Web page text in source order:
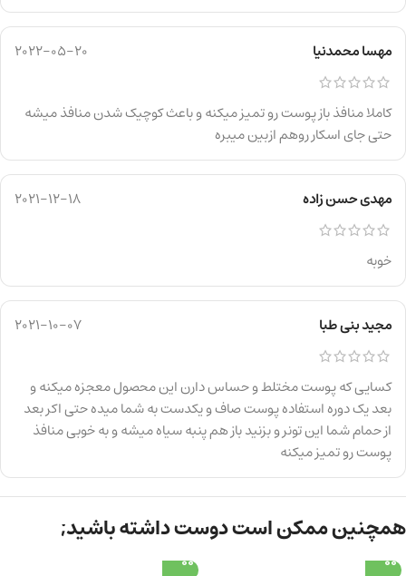
مهسا محمدنیا 2022-05-20
کاملا منافذ باز پوست رو تمیز میکنه و باعث کوچیک شدن منافذ میشه
حتی جای اسکار روهم ازبین میبره
مهدی حسن زاده 2021-12-18
خوبه
مجید بنی طبا 2021-10-07
کسایی که پوست مختلط و حساس دارن این محصول معجزه میکنه و
بعد یک دوره استفاده پوست صاف و یکدست به شما میده حتی اکر بعد
از حمام شما این تونر و بزنید باز هم پنبه سیاه میشه و به خوبی منافذ
پوست رو تمیز میکنه
همچنین ممکن است دوست داشته باشید;